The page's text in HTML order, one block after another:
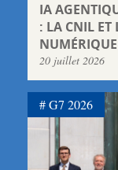
IA
: LA CNIL ET
20 juillet 2026
G7 2026